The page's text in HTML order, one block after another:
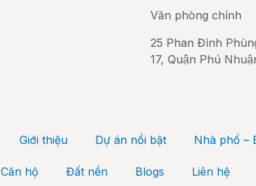
Văn phòng chính
25 Phan Đình
17, Quận Phú
Giới thiệu Dự án nổi bật Nhà phố –
Căn hộ Đất nền Blogs Liên hệ